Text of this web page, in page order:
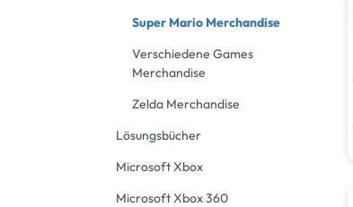
Super Mario Merchandise
Verschiedene Games
Merchandise
Zelda Merchandise
Lösungsbücher
Microsoft Xbox
Microsoft Xbox 360